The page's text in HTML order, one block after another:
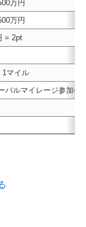
万円
万円
= 2pt
1マイル
バルマイレージ参加会